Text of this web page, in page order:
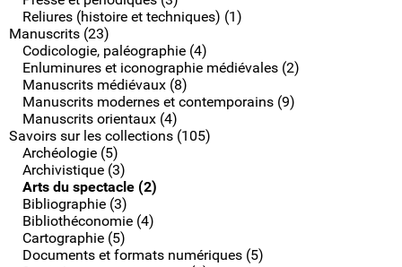
Reliures (histoire et techniques) (1)
Manuscrits (23)
Codicologie, paléographie (4)
Enluminures et iconographie médiévales (2)
Manuscrits médiévaux (8)
Manuscrits modernes et contemporains (9)
Manuscrits orientaux (4)
Savoirs sur les collections (105)
Archéologie (5)
Archivistique (3)
Arts du spectacle (2)
Bibliographie (3)
Bibliothéconomie (4)
Cartographie (5)
Documents et formats numériques (5)